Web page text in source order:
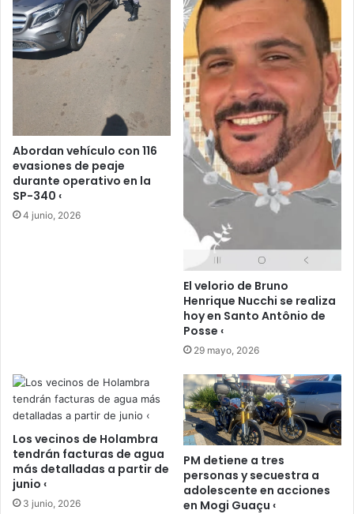
Abordan vehículo con 116
evasiones de peaje
durante operativo en la
SP-340 ‹
4 junio, 2026
El velorio de Bruno
Henrique Nucchi se realiza
hoy en Santo Antônio de
Posse ‹
29 mayo, 2026
Los vecinos de Holambra
tendrán facturas de agua
más detalladas a partir de
junio ‹
3 junio, 2026
PM detiene a tres
personas y secuestra a
adolescente en acciones
en Mogi Guaçu ‹